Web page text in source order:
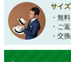
サイ
・無
・ご
・交